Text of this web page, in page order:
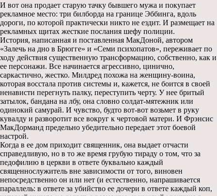
И вот она продает старую тачку бывшего мужа и покупает
рекламное место: три билборда на границе Эббинга, вдоль
дороги, по которой практически никто не ездит. И размещает на
рекламных щитах жесткие послания шефу полиции.
История, написанная и поставленная МакДоной, автором
«Залечь на дно в Брюгге» и «Семи психопатов», переживает по
ходу действия существенную трансформацию, собственно, как и
ее персонажи. Все начинается агрессивно, цинично,
саркастично, жестко. Милдред похожа на женщину-воина,
которая восстала против системы и, кажется, не боится в своей
ненависти перегнуть палку, переступить черту. У нее бритый
затылок, бандана на лбу, она словно солдат-мятежник или
одинокий самурай. И чувство, будто вот-вот возьмет в руку
кувалду и разворотит все вокруг к чертовой матери. И Фрэнсис
МакДорманд предельно убедительно передает этот боевой
настрой.
Когда в ее дом приходит священник, она выдает отчасти
справедливую, но в то же время грубую тираду о том, что за
педофилию в церкви в ответе буквально каждый
священнослужитель вне зависимости от того, виновен
непосредственно он или нет (и естественно, напрашивается
параллель: в ответе за убийство ее дочери в ответе каждый коп,